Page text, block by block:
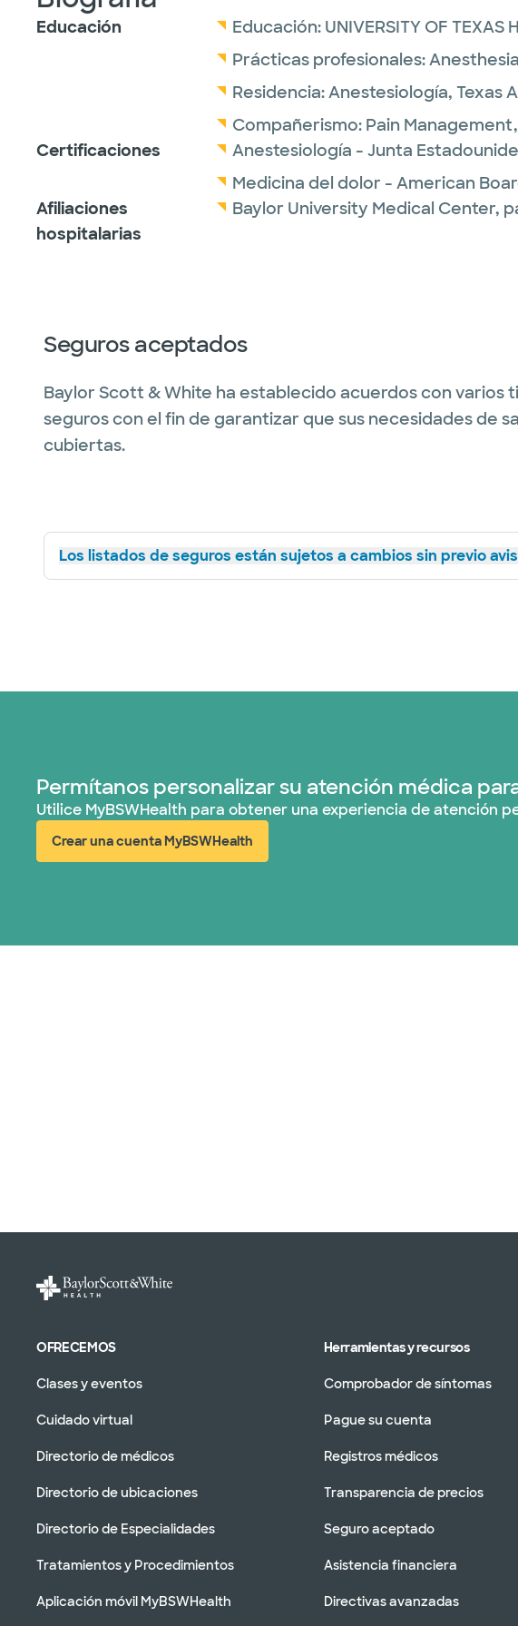
Educación Educación: UNIVERSITY OF TEXAS
Prácticas profesionales:
Residencia:Anestesiología, Texas
Compañerismo: Pain Management,
Certificaciones
Anestesiología - Junta
Medicina del dolor - American
Afiliaciones
hospitalarias
Baylor University Medical Center,
Seguros aceptados
Baylor Scott & White ha establecido acuerdos con varios
seguros con el fin de garantizar que sus necesidades de
cubiertas.
Los listados de seguros están sujetos a cambios sin previo
Permítanos personalizar su atención médica
Utilice MyBSWHealth para obtener una experiencia de atención
Crear una cuenta MyBSWHealth
(abre en ventana nueva)
OFRECEMOS
Clases y eventos
Cuidado virtual
Directorio de médicos
Directorio de ubicaciones
Directorio de Especialidades
Tratamientos y Procedimientos
Aplicación móvil MyBSWHealth
Herramientas y recursos
Comprobador de síntomas
Pague su cuenta
Registros médicos
Transparencia de precios
Seguro aceptado
Asistencia financiera
Directivas avanzadas